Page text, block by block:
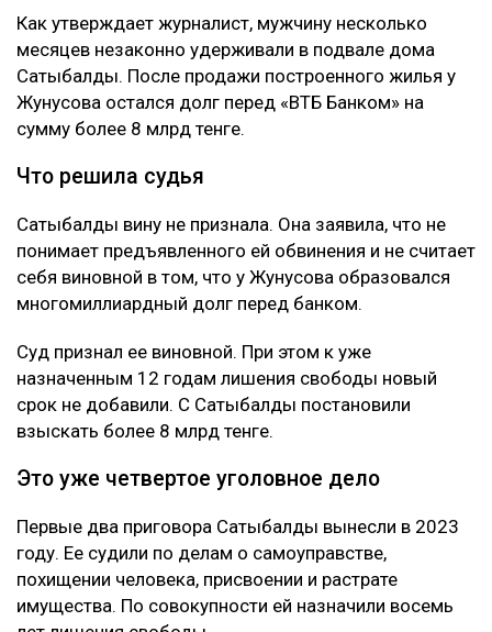
Подробности
Как сообщилжурналистМихаил Козачков, на этот
раз Сатыбалды обвиняли в причинении
имущественного вреда путем обмана и
Жунусова - бывшего мужа ее сестры и прежнего
Жунусов вместе занимались бизнесом, в том числе
строительством жилого комплекса «Восточка» в
Алматы.
связанным с Сатыбалды лицам и подписал ряд
других документов. По версии обвинения, сделал он
это под давлением.
месяцев незаконно удерживали в подвале дома
Сатыбалды. После продажи построенного жилья у
Жунусова остался долг перед «ВТБ Банком» на
сумму более 8 млрд тенге.
Что решила судья